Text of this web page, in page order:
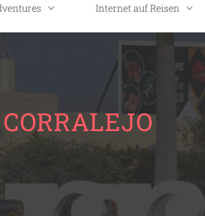
Internet auf Reisen